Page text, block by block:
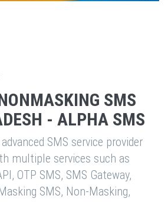
SMS
- ALPHA SMS
SMS service provider
multiple services such as
OTP SMS, SMS Gateway,
SMS, Non-Masking,